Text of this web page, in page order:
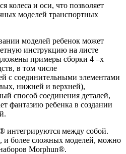
колеса и оси, что позволяет
моделей транспортных
моделей ребенок может
инструкцию на листе
примеры сборки 4 –х
в том числе
с соединительными элементами
нижней и верхней),
способ соединения деталей,
фантазию ребенка в создании
интегрируются между собой.
и более сложных моделей, можно
Morphun®.